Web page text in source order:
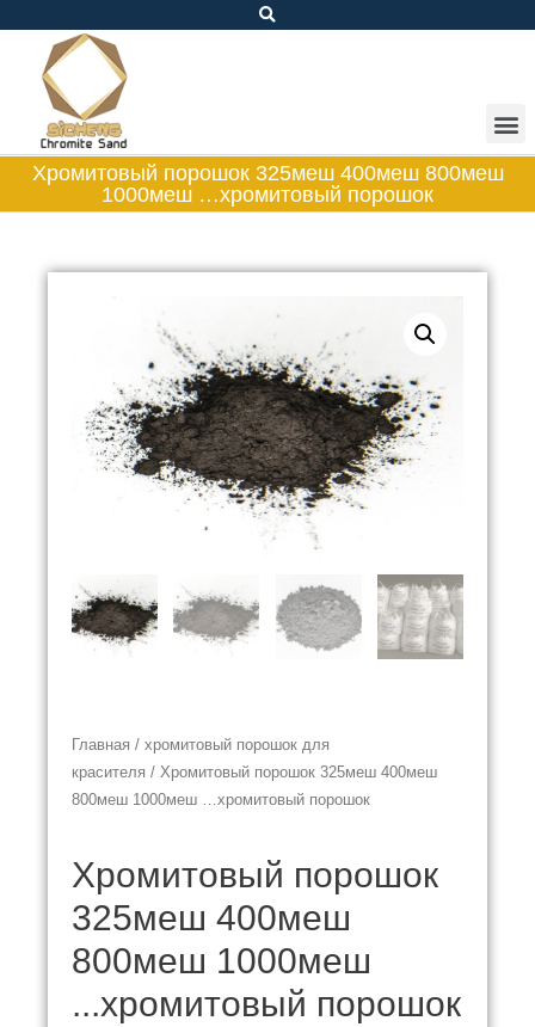
Хромитовый порошок 325меш 400меш 800меш
1000меш …хромитовый порошок
Главная / хромитовый порошок для
красителя / Хромитовый порошок 325меш 400меш
800меш 1000меш …хромитовый порошок
Хромитовый порошок
325меш 400меш
800меш 1000меш
...хромитовый порошок